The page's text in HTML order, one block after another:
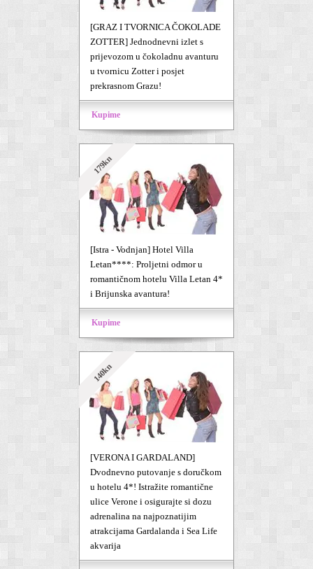
[GRAZ I TVORNICA ČOKOLADE
ZOTTER] Jednodnevni izlet s
prijevozom u čokoladnu avanturu
u tvornicu Zotter i posjet
prekrasnom Grazu!
Kupime
179kn
[Istra - Vodnjan] Hotel Villa
Letan****: Proljetni odmor u
romantičnom hotelu Villa Letan 4*
i Brijunska avantura!
Kupime
140kn
[VERONA I GARDALAND]
Dvodnevno putovanje s doručkom
u hotelu 4*! Istražite romantične
ulice Verone i osigurajte si dozu
adrenalina na najpoznatijim
atrakcijama Gardalanda i Sea Life
akvarija